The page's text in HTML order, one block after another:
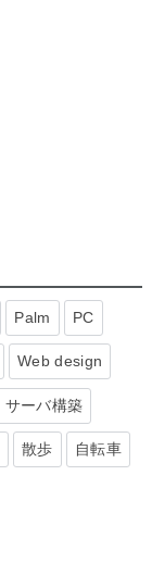
Palm PC
Web design
サーバ構築
散歩 自転車